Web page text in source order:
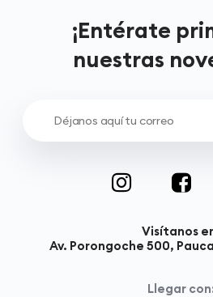
¡Entérate
nuestras
Visítanos
Av. Porongoche 500,
Llegar